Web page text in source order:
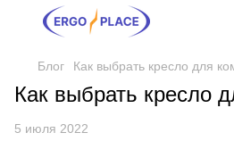
Блог Как выбрать кресло для
Как выбрать кресло
5 июля 2022